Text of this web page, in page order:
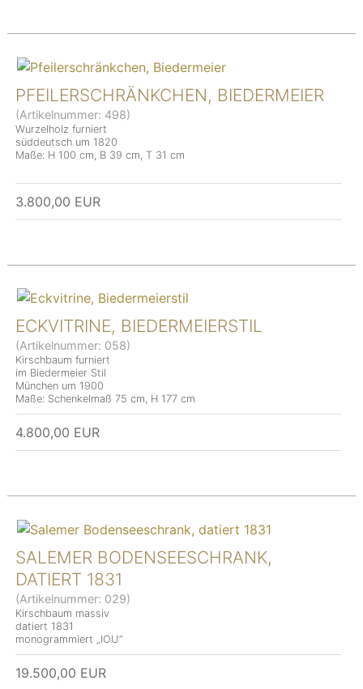
PFEILERSCHRÄNKCHEN, BIEDERMEIER
(Artikelnummer: 498)
Wurzelholz furniert
süddeutsch um 1820
Maße: H 100 cm, B 39 cm, T 31 cm
3.800,00 EUR
ECKVITRINE, BIEDERMEIERSTIL
(Artikelnummer: 058)
Kirschbaum furniert
im Biedermeier Stil
München um 1900
Maße: Schenkelmaß 75 cm, H 177 cm
4.800,00 EUR
SALEMER BODENSEESCHRANK,
DATIERT 1831
(Artikelnummer: 029)
Kirschbaum massiv
datiert 1831
monogrammiert „IOU“
19.500,00 EUR